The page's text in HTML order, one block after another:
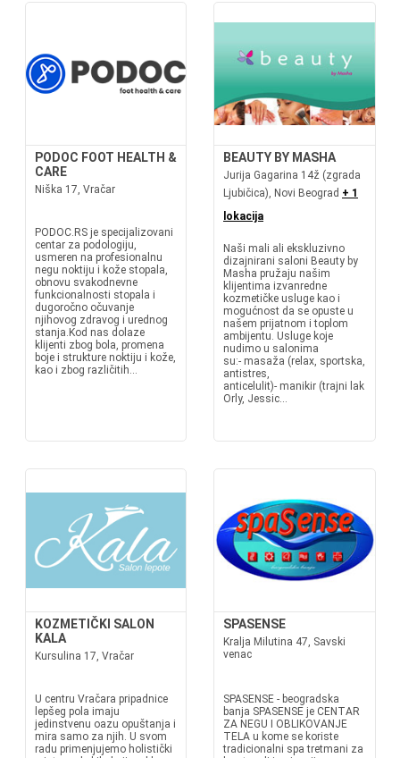
PODOC FOOT HEALTH &
CARE
Niška 17, Vračar
PODOC.RS je specijalizovani
centar za podologiju,
usmeren na profesionalnu
negu noktiju i kože stopala,
obnovu svakodnevne
funkcionalnosti stopala i
dugoročno očuvanje
njihovog zdravog i urednog
stanja.Kod nas dolaze
klijenti zbog bola, promena
boje i strukture noktiju i kože,
kao i zbog različitih...
BEAUTY BY MASHA
Jurija Gagarina 14ž (zgrada
Ljubičica), Novi Beograd + 1
lokacija
Naši mali ali ekskluzivno
dizajnirani saloni Beauty by
Masha pružaju našim
klijentima izvanredne
kozmetičke usluge kao i
mogućnost da se opuste u
našem prijatnom i toplom
ambijentu. Usluge koje
nudimo u salonima
su:- masaža (relax, sportska,
antistres,
anticelulit)- manikir (trajni lak
Orly, Jessic...
KOZMETIČKI SALON
KALA
Kursulina 17, Vračar
U centru Vračara pripadnice
lepšeg pola imaju
jedinstvenu oazu opuštanja i
mira samo za njih. U svom
radu primenjujemo holistički
SPASENSE
Kralja Milutina 47, Savski
venac
SPASENSE - beogradska
banja SPASENSE je CENTAR
ZA NEGU I OBLIKOVANJE
TELA u kome se koriste
tradicionalni spa tretmani za